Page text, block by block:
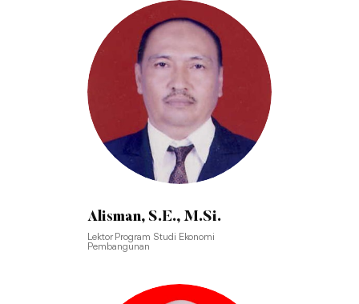
Alisman, S.E., M.Si.
Lektor Program Studi Ekonomi
Pembangunan